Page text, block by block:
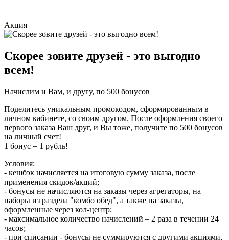
Акция
Скорее зовите друзей - это выгодно
всем!
Начислим и Вам, и другу, по 500 бонусов
Поделитесь уникальным промокодом, сформированным в
личном кабинете, со своим другом. После оформления своего
первого заказа Ваш друг, и Вы тоже, получите по 500 бонусов
на личный счет!
1 бонус = 1 рубль!
Условия:
- кешбэк начисляется на итоговую сумму заказа, после
применения скидок/акций;
- бонусы не начисляются на заказы через агрегаторы, на
наборы из раздела "комбо обед", а также на заказы,
оформленные через кол-центр;
- максимальное количество начислений – 2 раза в течении 24
часов;
- при списании - бонусы не суммируются с другими акциями,